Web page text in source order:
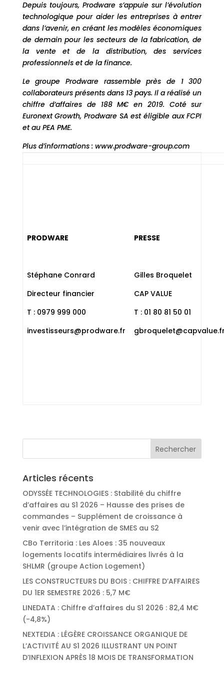
Depuis toujours, Prodware s’appuie sur l’évolution
technologique pour aider les entreprises à entrer
dans l’avenir, en créant les modèles économiques
de demain pour les secteurs de la fabrication, de
la vente et de la distribution, des services
professionnels et de la finance.
Le groupe Prodware rassemble près de 1 300
collaborateurs présents dans 13 pays. Il a réalisé un
chiffre d’affaires de 188 M€ en 2019. Coté sur
Euronext Growth, Prodware SA est éligible aux FCPI
et au PEA PME.
Plus d’informations : www.prodware-group.com
PRODWARE
Stéphane Conrard
Directeur financier
T : 0979 999 000
investisseurs@prodware.fr
PRESSE
Gilles Broquelet
CAP VALUE
T : 01 80 81 50 01
Articles récents
ODYSSÉE TECHNOLOGIES : Stabilité du chiffre
d’affaires au S1 2026 – Hausse des prises de
commandes – Supplément de croissance à
venir avec l’intégration de SMES au S2
CBo Territoria : Les Aloes : 35 nouveaux
logements locatifs intermédiaires livrés à la
SHLMR (groupe Action Logement)
LES CONSTRUCTEURS DU BOIS : CHIFFRE D’AFFAIRES
DU 1ER SEMESTRE 2026 : 5,7 M€
LINEDATA : Chiffre d’affaires du S1 2026 : 82,4 M€
(-4,8%)
NEXTEDIA : LÉGÈRE CROISSANCE ORGANIQUE DE
L’ACTIVITÉ AU S1 2026 ILLUSTRANT UN POINT
D’INFLEXION APRÈS 18 MOIS DE TRANSFORMATION